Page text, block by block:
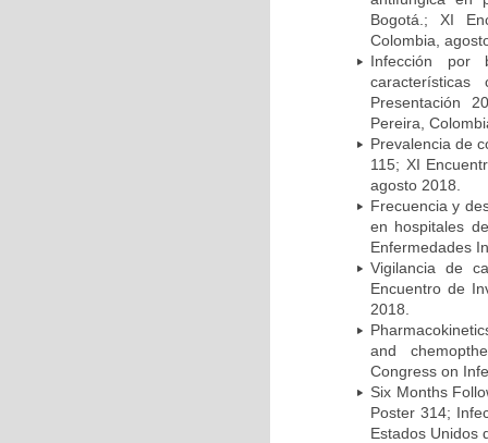
Bogotá.; XI
Colombia,
Infección por
Presentación
Pereira,
Prevalencia de
115; XI
agosto 2018.
Frecuencia y
en hospitales
Enfermedades
Vigilancia de
Encuentro de
2018.
and
Congress on
Six Months
Poster 314;
Estados Unidos